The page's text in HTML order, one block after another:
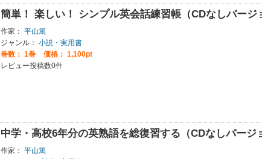
簡単！ 楽しい！ シンプル英会話練習帳（CDなしバージ
作家： 平山篤
ジャンル： 小説・実用書
巻数： 1巻
価格： 1,100pt
レビュー投稿数0件
中学・高校6年分の英熟語を総復習する（CDなしバージ
作家： 平山篤